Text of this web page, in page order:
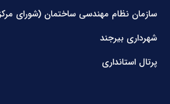
سازمان نظام مهندسی ساختمان (شورای
شهرداری بیرجند
پرتال استانداری